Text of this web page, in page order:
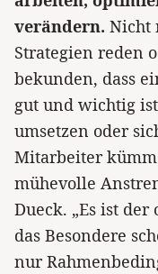
verändern. Nicht
Strategien reden
bekunden, dass
gut und wichtig
umsetzen oder
Mitarbeiter
mühevolle
Dueck. „Es ist
das Besondere
nur